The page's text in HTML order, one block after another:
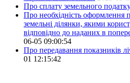
Про сплату земельного
Про необхідність оформлення
земельні ділянки, якими
відповідно до наданих в
06-05 09:00:54
Про передавання показників
01 12:15:42